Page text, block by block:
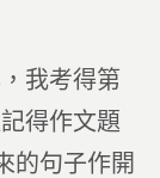
我考得第
得作文題
的句子作開